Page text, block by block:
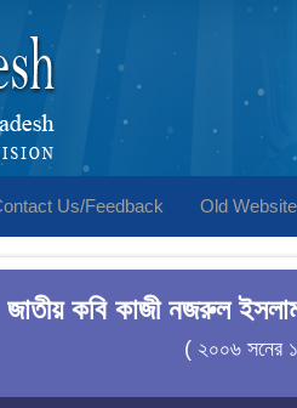
Us/Feedback Old Website
জাতীয় কবি কাজী নজরুল
( ২০০৬ সনের